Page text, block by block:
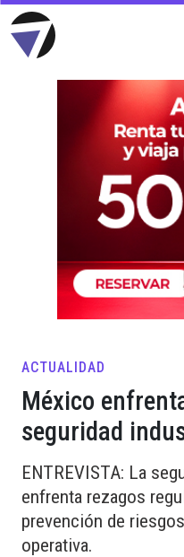
ACTUALIDAD
México
seguridad
ENTREVISTA: La
enfrenta rezagos
prevención de
operativa.